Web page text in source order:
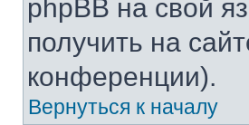
phpBB на свой
получить на
конференции).
Вернуться к началу